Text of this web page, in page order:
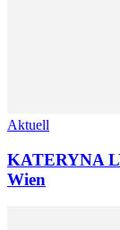
Aktuell
KATERYNA
Wien